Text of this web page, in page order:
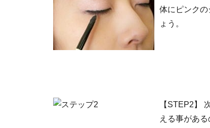
体にピンク
ょう。
【STEP2】
える事があ